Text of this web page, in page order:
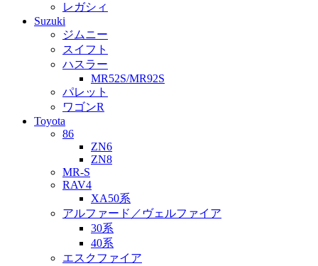
レガシィ
Suzuki
ジムニー
スイフト
ハスラー
MR52S/MR92S
パレット
ワゴンR
Toyota
86
ZN6
ZN8
MR-S
RAV4
XA50系
アルファード／ヴェルファイア
30系
40系
エスクファイア